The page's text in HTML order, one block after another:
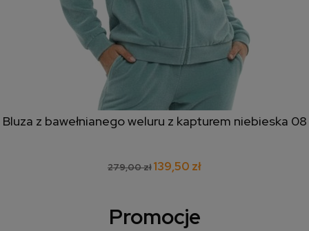
Bluza z bawełnianego weluru z kapturem niebieska 08
279,00 zł139,50 zł
Promocje